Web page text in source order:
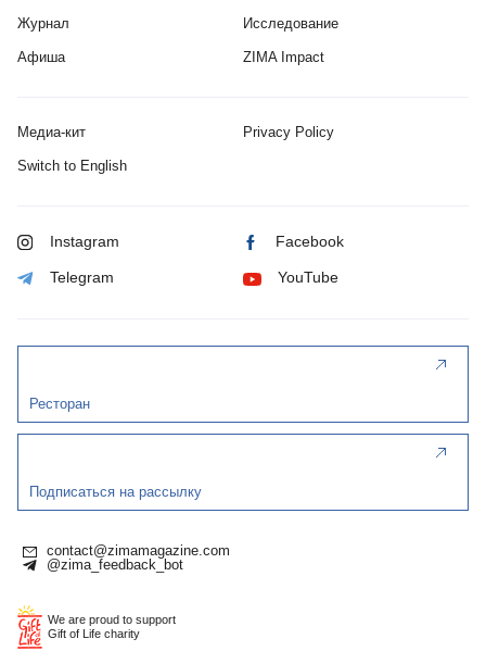
Журнал
Афиша
Исследование
ZIMA Impact
Медиа-кит Privacy Policy
Switch to English
Instagram Facebook
Telegram YouTube
Ресторан
Подписаться на рассылку
contact@zimamagazine.com
@zima_feedback_bot
We are proud to support
Gift of Life charity